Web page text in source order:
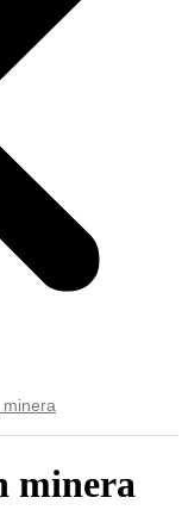
minera
minera